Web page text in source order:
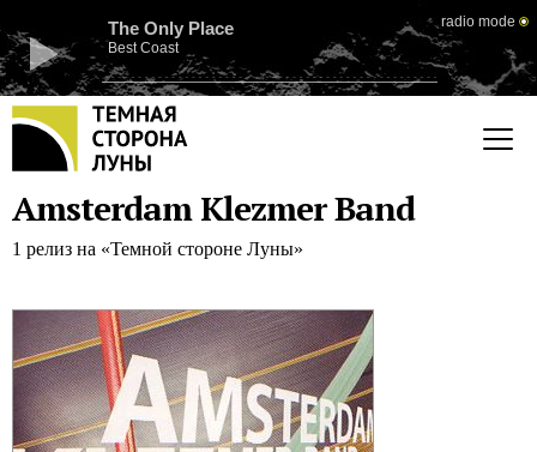
The Only Place
Best Coast
radio mode
Amsterdam Klezmer Band
1 релиз на «Темной стороне Луны»